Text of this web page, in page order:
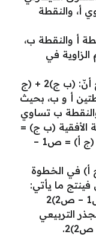
أ، والنقطة
أ والنقطة ب،
في
من خلال نظرية فيثاغورس يتضح أنّ: (ب ج)2 + (ج
النقطتين أ و ب، بحيث
أ تساوي (س1,ص1) والنقطة ب تساوي
الأفقية (ب ج) =
س1 – س2 ، والمسافة العمودية (ج أ) = ص1 –
في الخطوة
ما يأتي:
المسافة2 = (س1 – س2)2 + (ص1 – ص2)2
التربيعي